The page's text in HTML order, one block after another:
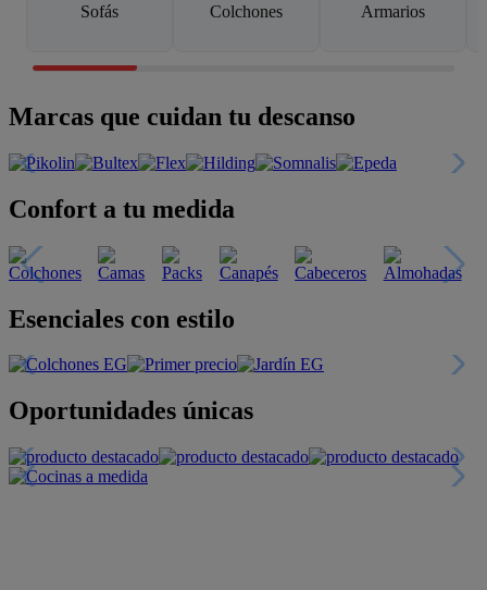
Sofás Colchones Armarios
Marcas que cuidan tu descanso
Confort a tu medida
Esenciales con estilo
Oportunidades únicas